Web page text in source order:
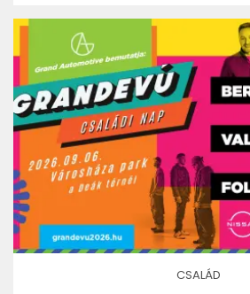
CSALÁD